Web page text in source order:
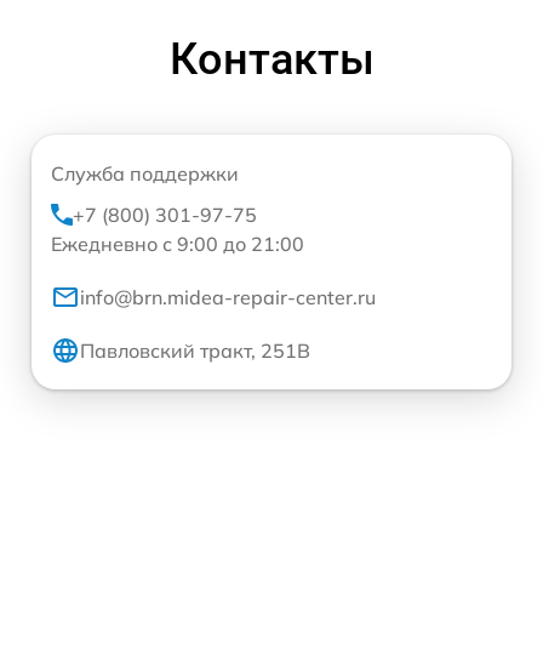
Контакты
Служба поддержки
+7 (800) 301-97-75
Ежедневно с 9:00 до 21:00
info@brn.midea-repair-center.ru
Павловский тракт, 251В